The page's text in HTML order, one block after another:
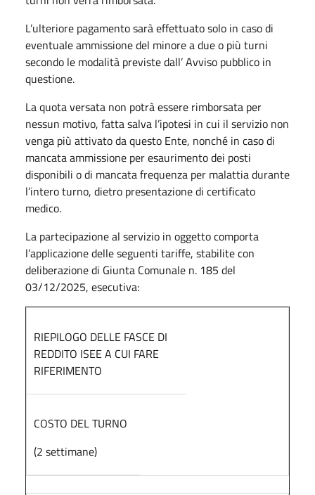
L’ulteriore pagamento sarà effettuato solo in caso di
eventuale ammissione del minore a due o più turni
secondo le modalità previste dall’ Avviso pubblico in
questione.
La quota versata non potrà essere rimborsata per
nessun motivo, fatta salva l’ipotesi in cui il servizio non
venga più attivato da questo Ente, nonché in caso di
mancata ammissione per esaurimento dei posti
disponibili o di mancata frequenza per malattia durante
l’intero turno, dietro presentazione di certificato
medico.
La partecipazione al servizio in oggetto comporta
l’applicazione delle seguenti tariffe, stabilite con
deliberazione di Giunta Comunale n. 185 del
03/12/2025, esecutiva:
RIEPILOGO DELLE FASCE DI
REDDITO ISEE A CUI FARE
RIFERIMENTO
COSTO DEL TURNO
(2 settimane)